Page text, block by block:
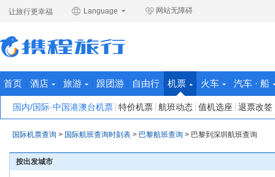
让旅行更幸福 Language 网站无障碍
首页 酒店 旅游 跟团游 自由行 机票
国内/国际·中国港澳台机票 特价机票 航班动态 值机选座 退票改签
火车 汽车 · 船
国际机票查询 > 国际航班查询时刻表 > 巴黎航班查询 > 巴黎到深圳航班查询
按出发城市